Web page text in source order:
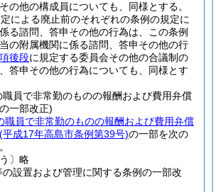
の他の構成員についても、同様とする。
による廃止前のそれぞれの条例の規定に
る諮問、答申その他の行為は、この条例
の附属機関に係る諮問、答申その他の行
後段に規定する委員会その他の合議制の
答申その他の行為についても、同様とす
員で非常勤のものの報酬および費用弁償
一部改正)
職員で非常勤のものの報酬および費用弁償
(平成17年高島市条例第39号)の一部を次の
〕略
設置および管理に関する条例の一部改